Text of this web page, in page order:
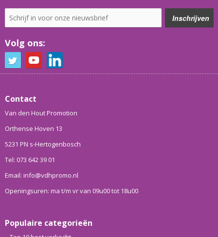
Volg ons:
Contact
Van den Hout Promotion
Orthense Hoven 13
5231 PN s-Hertogenbosch
Tel: 073 642 39 01
Email: info@vdhpromo.nl
Openingsuren: ma t/m vr van 09u00 tot 18u00
Populaire categorieën